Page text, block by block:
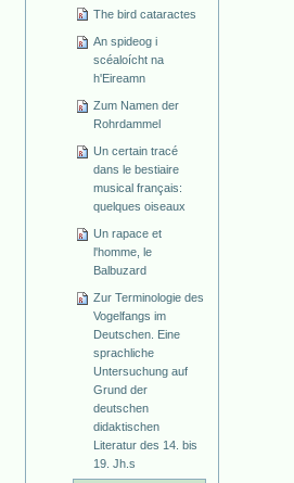
The bird cataractes
An spideog i
scéaloícht na
h'Eireamn
Zum Namen der
Rohrdammel
Un certain tracé
dans le bestiaire
musical français:
quelques oiseaux
Un rapace et
l'homme, le
Balbuzard
Zur Terminologie des
Vogelfangs im
Deutschen. Eine
sprachliche
Untersuchung auf
Grund der
deutschen
didaktischen
Literatur des 14. bis
19. Jh.s